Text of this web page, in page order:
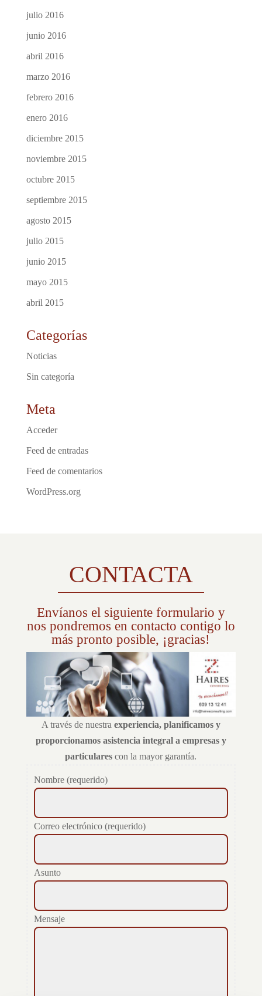
julio 2016
junio 2016
abril 2016
marzo 2016
febrero 2016
enero 2016
diciembre 2015
noviembre 2015
octubre 2015
septiembre 2015
agosto 2015
julio 2015
junio 2015
mayo 2015
abril 2015
Categorías
Noticias
Sin categoría
Meta
Acceder
Feed de entradas
Feed de comentarios
WordPress.org
CONTACTA
Envíanos el siguiente formulario y
nos pondremos en contacto contigo lo
más pronto posible, ¡gracias!
A través de nuestra experiencia, planificamos y
proporcionamos asistencia integral a empresas y
particulares con la mayor garantía.
Nombre (requerido)
Correo electrónico (requerido)
Asunto
Mensaje